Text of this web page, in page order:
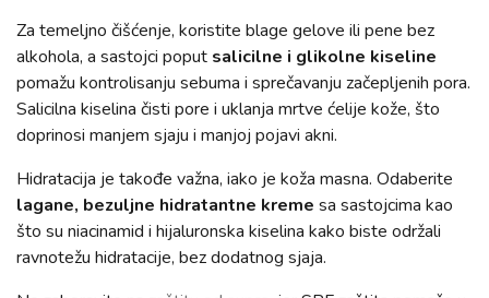
Za temeljno čišćenje, koristite blage gelove ili pene bez
alkohola, a sastojci poput salicilne i glikolne kiseline
pomažu kontrolisanju sebuma i sprečavanju začepljenih pora.
Salicilna kiselina čisti pore i uklanja mrtve ćelije kože, što
doprinosi manjem sjaju i manjoj pojavi akni.
Hidratacija je takođe važna, iako je koža masna. Odaberite
lagane, bezuljne hidratantne kreme sa sastojcima kao
što su niacinamid i hijaluronska kiselina kako biste održali
ravnotežu hidratacije, bez dodatnog sjaja.